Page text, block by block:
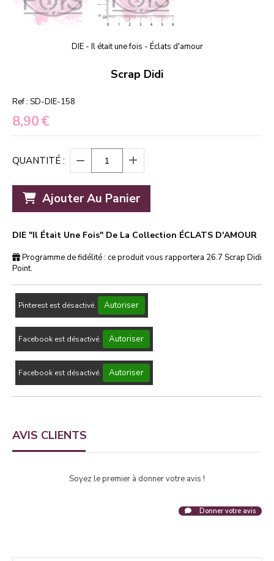
DIE - Il était une fois - Éclats d'amour
Scrap Didi
Ref : SD-DIE-158
8,90€
QUANTITÉ :
Ajouter Au Panier
DIE "Il Était Une Fois" De La Collection ÉCLATS D'AMOUR
Programme de fidélité : ce produit vous rapportera 26.7 Scrap Didi
Point.
Pinterest est désactivé. Autoriser
Facebook est désactivé. Autoriser
Facebook est désactivé. Autoriser
AVIS CLIENTS
Soyez le premier à donner votre avis !
Donner votre avis